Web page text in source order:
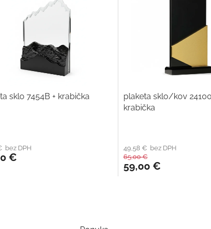
sklo 7454B + krabička
bez DPH
€
plaketa sklo/kov 24100
krabička
49,58 € bez DPH
65,00 €
59,00 €